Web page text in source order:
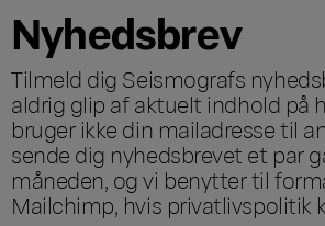
Nyhedsbrev
Tilmeld dig Seismografs
aldrig glip af aktuelt indhold på
bruger ikke din mailadresse til
sende dig nyhedsbrevet et par
måneden, og vi benytter til
Mailchimp, hvis privatlivspolitik